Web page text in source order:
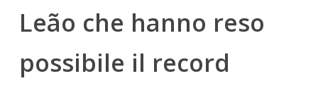
Leão che hanno reso
possibile il record